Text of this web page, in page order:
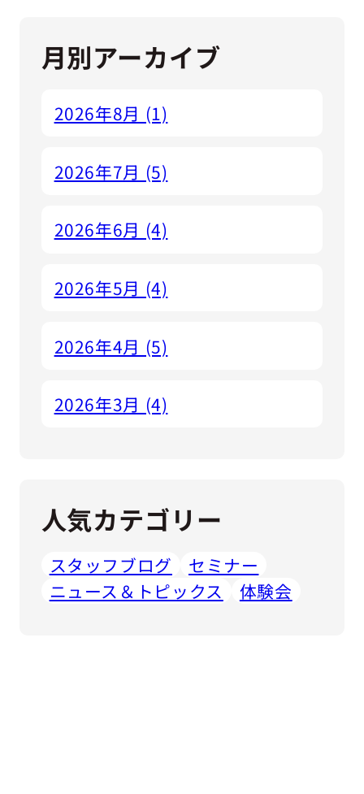
月別アーカイブ
2026年8月 (1)
2026年7月 (5)
2026年6月 (4)
2026年5月 (4)
2026年4月 (5)
2026年3月 (4)
人気カテゴリー
スタッフブログ
セミナー
ニュース＆トピックス
体験会